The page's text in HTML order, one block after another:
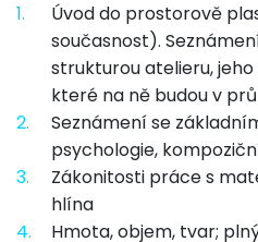
1.
Úvod do prostorově
současnost).
strukturou atelieru,
které na ně budou v
2.
Seznámení se
psychologie,
3.
Zákonitosti práce s
hlína
4.
Hmota, objem, tvar;